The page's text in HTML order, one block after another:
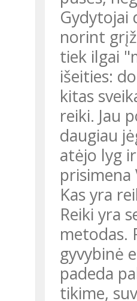
Gydytojai
norint
tiek ilgai
išeities:
kitas
reiki. Jau
daugiau
atėjo lyg
prisimena
Kas yra
Reiki yra
metodas.
gyvybinė
padeda
tikime,